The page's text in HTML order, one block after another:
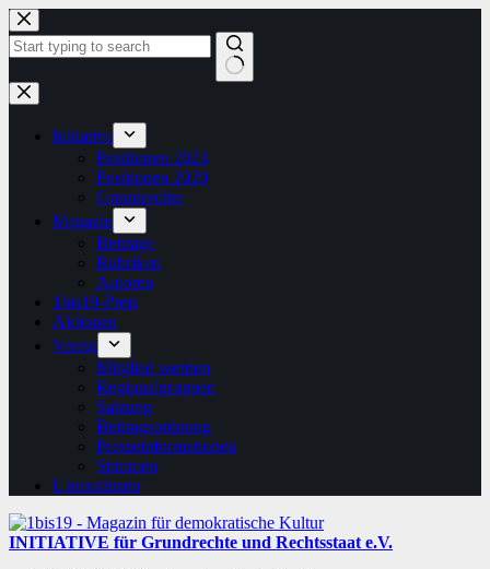
Zum
Inhalt
springen
Keine
Ergebnisse
Initiative
Positionen 2023
Positionen 2020
Grundrechte
Magazin
Beiträge
Rubriken
Autoren
1bis19-Preis
Aktionen
Verein
Mitglied werden
Regionalgruppen
Satzung
Beitragsordnung
Presseinformationen
Stimmen
Unterstützen
INITIATIVE für Grundrechte und Rechtsstaat e.V.